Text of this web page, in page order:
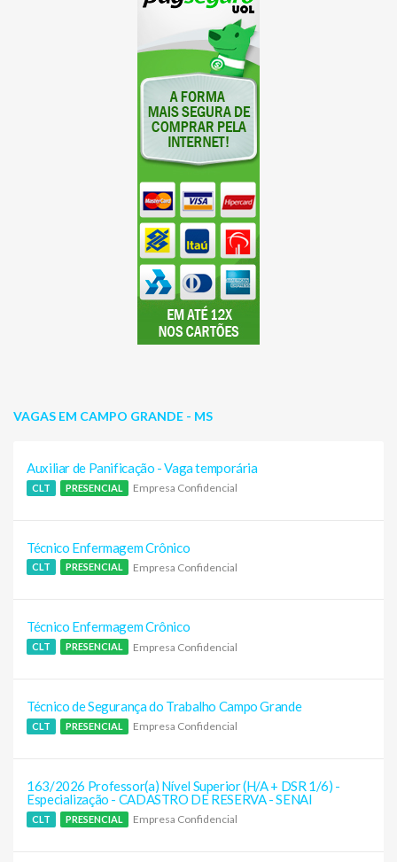
VAGAS EM CAMPO GRANDE - MS
Auxiliar de Panificação - Vaga temporária
CLT PRESENCIAL Empresa Confidencial
Técnico Enfermagem Crônico
CLT PRESENCIAL Empresa Confidencial
Técnico Enfermagem Crônico
CLT PRESENCIAL Empresa Confidencial
Técnico de Segurança do Trabalho Campo Grande
CLT PRESENCIAL Empresa Confidencial
163/2026 Professor(a) Nível Superior (H/A + DSR 1/6) -
Especialização - CADASTRO DE RESERVA - SENAI
CLT PRESENCIAL Empresa Confidencial